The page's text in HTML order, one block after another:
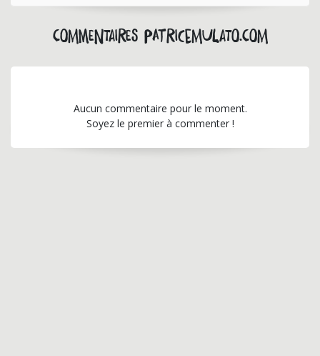
Commentaires patricemulato.com
Aucun commentaire pour le moment.
Soyez le premier à commenter !